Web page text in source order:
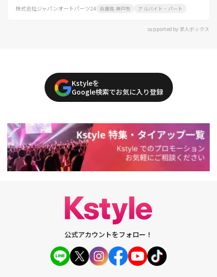
株式会社ジャパンオートパーツ24 兵庫県 神戸市 アルバイト・パート
supported by 求人ボックス
Kstyleを
Google検索でお気に入り登録
公式アカウントをフォロー！